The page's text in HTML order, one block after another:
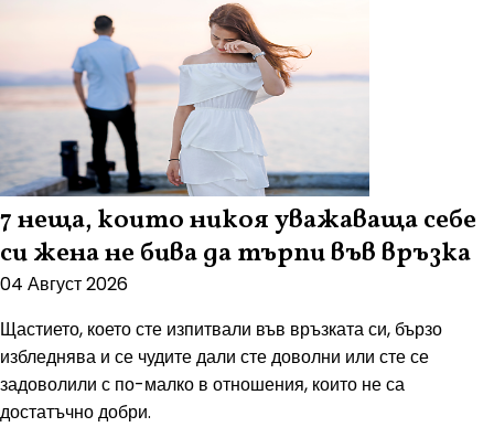
7 неща, които никоя уважаваща себе
си жена не бива да търпи във връзка
04 Август 2026
Щастието, което сте изпитвали във връзката си, бързо
избледнява и се чудите дали сте доволни или сте се
задоволили с по-малко в отношения, които не са
достатъчно добри.